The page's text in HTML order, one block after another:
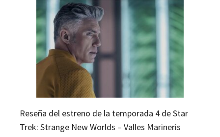
Reseña del estreno de la temporada 4 de Star
Trek: Strange New Worlds – Valles Marineris